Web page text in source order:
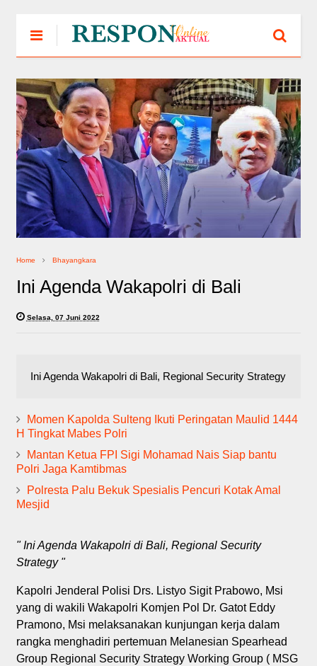
Home Bhayangkara
Ini Agenda Wakapolri di Bali
Selasa, 07 Juni 2022
Ini Agenda Wakapolri di Bali, Regional Security Strategy
Momen Kapolda Sulteng Ikuti Peringatan Maulid 1444
H Tingkat Mabes Polri
Mantan Ketua FPI Sigi Mohamad Nais Siap bantu
Polri Jaga Kamtibmas
Polresta Palu Bekuk Spesialis Pencuri Kotak Amal
Mesjid
" Ini Agenda Wakapolri di Bali, Regional Security
Strategy "
Kapolri Jenderal Polisi Drs. Listyo Sigit Prabowo, Msi
yang di wakili Wakapolri Komjen Pol Dr. Gatot Eddy
Pramono, Msi melaksanakan kunjungan kerja dalam
rangka menghadiri pertemuan Melanesian Spearhead
Group Regional Security Strategy Working Group ( MSG